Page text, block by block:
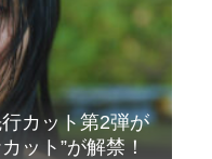
カット第2弾が
ット”が解禁！